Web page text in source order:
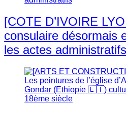
[COTE D’IVOIRE
consulaire désormais
les actes administratifs